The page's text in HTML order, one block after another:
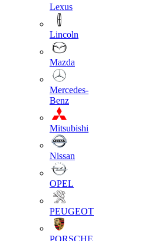
Lexus
Lincoln
Mazda
Mercedes-
Benz
Mitsubishi
Nissan
OPEL
PEUGEOT
PORSCHE